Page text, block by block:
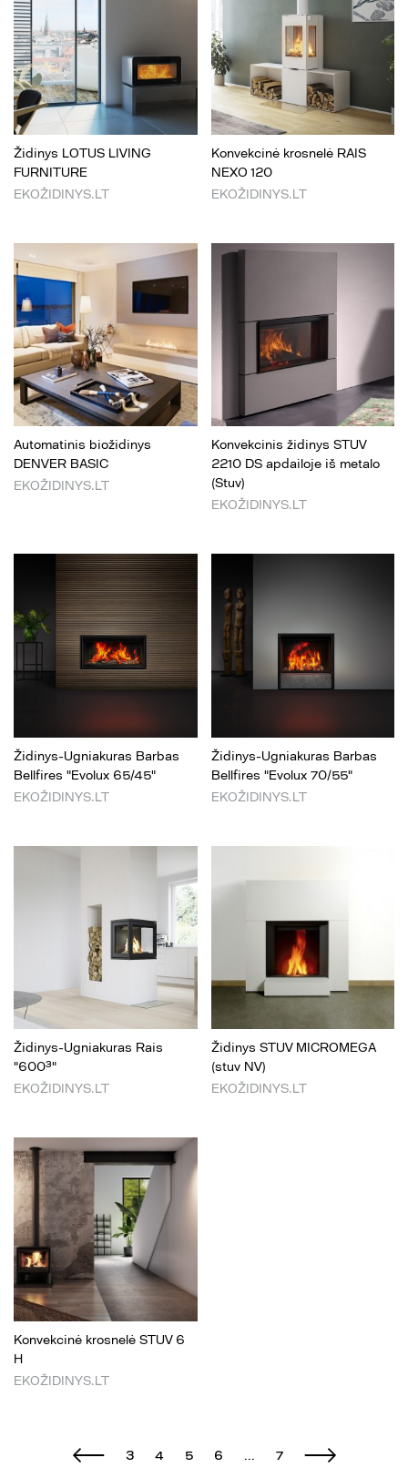
Židinys LOTUS LIVING
FURNITURE
EKOŽIDINYS.LT
Konvekcinė krosnelė RAIS
NEXO 120
EKOŽIDINYS.LT
Automatinis biožidinys
DENVER BASIC
EKOŽIDINYS.LT
Konvekcinis židinys STUV
2210 DS apdailoje iš metalo
(Stuv)
EKOŽIDINYS.LT
Židinys-Ugniakuras Barbas
Bellfires "Evolux 65/45"
EKOŽIDINYS.LT
Židinys-Ugniakuras Barbas
Bellfires "Evolux 70/55"
EKOŽIDINYS.LT
Židinys-Ugniakuras Rais
"600³"
EKOŽIDINYS.LT
Židinys STUV MICROMEGA
(stuv NV)
EKOŽIDINYS.LT
Konvekcinė krosnelė STUV 6
H
EKOŽIDINYS.LT
3 4 5 6 ... 7